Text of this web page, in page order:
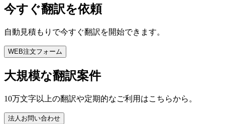
今すぐ翻訳を依頼
自動見積もりで今すぐ翻訳を開始できます。
WEB注文フォーム
大規模な翻訳案件
10万文字以上の翻訳や定期的なご利用はこちらから。
法人お問い合わせ